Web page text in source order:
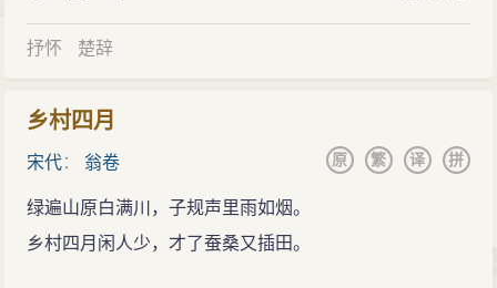
抒怀 楚辞
乡村四月
宋代：翁卷 拼
译
繁
原
绿遍山原白满川，子规声里雨如烟。
乡村四月闲人少，才了蚕桑又插田。